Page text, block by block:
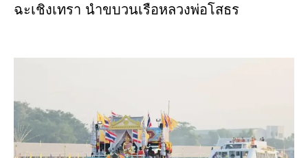
ฉะเชิงเทรา นำขบวนเรือหลวงพ่อโสธร